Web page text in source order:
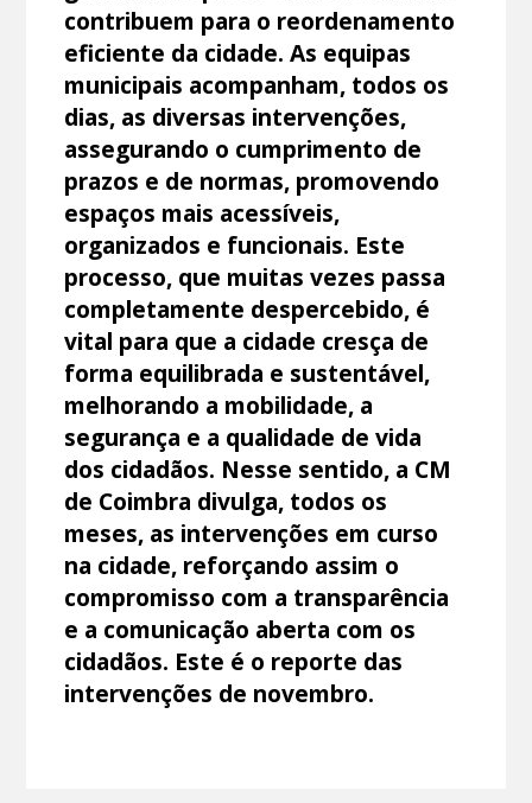
contribuem para o reordenamento
eficiente da cidade. As equipas
municipais acompanham, todos os
dias, as diversas intervenções,
assegurando o cumprimento de
prazos e de normas, promovendo
espaços mais acessíveis,
organizados e funcionais. Este
processo, que muitas vezes passa
completamente despercebido, é
vital para que a cidade cresça de
forma equilibrada e sustentável,
melhorando a mobilidade, a
segurança e a qualidade de vida
dos cidadãos. Nesse sentido, a CM
de Coimbra divulga, todos os
meses, as intervenções em curso
na cidade, reforçando assim o
compromisso com a transparência
e a comunicação aberta com os
cidadãos. Este é o reporte das
intervenções de novembro.